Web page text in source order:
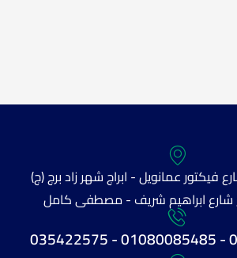
٢٦ شارع فيكتور عمانويل - ابراج شهر زاد برج (ج)